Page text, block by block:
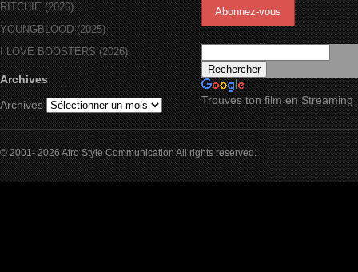
RITCHIE (2026)
YOUNGBLOOD (2025)
I LOVE BOOSTERS (2026)
Archives
Archives
Trouves ton film en Streaming
© 2001- 2026 Afro Style Communication All rights reserved.